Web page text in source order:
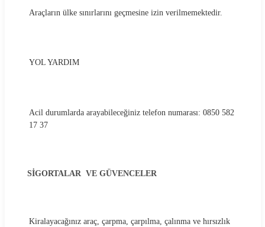
Araçların ülke sınırlarını geçmesine izin verilmemektedir.
YOL YARDIM
Acil durumlarda arayabileceğiniz telefon numarası: 0850 582
17 37
SİGORTALAR VE GÜVENCELER
Kiralayacağınız araç, çarpma, çarpılma, çalınma ve hırsızlık